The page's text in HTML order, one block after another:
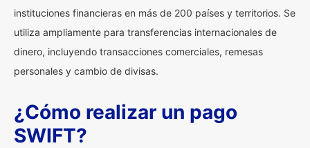
instituciones financieras en más de 200 países y territorios. Se
utiliza ampliamente para transferencias internacionales de
dinero, incluyendo transacciones comerciales, remesas
personales y cambio de divisas.
¿Cómo realizar un pago
SWIFT?